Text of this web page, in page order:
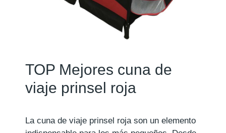
TOP Mejores cuna de
viaje prinsel roja
La cuna de viaje prinsel roja son un elemento